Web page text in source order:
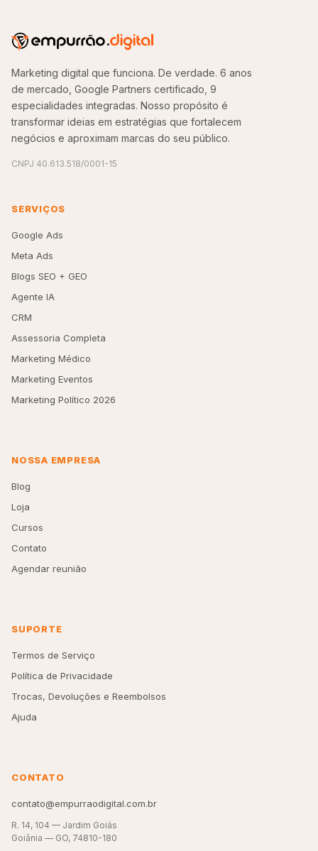
Marketing digital que funciona. De verdade. 6 anos
de mercado, Google Partners certificado, 9
especialidades integradas. Nosso propósito é
transformar ideias em estratégias que fortalecem
negócios e aproximam marcas do seu público.
CNPJ 40.613.518/0001-15
SERVIÇOS
Google Ads
Meta Ads
Blogs SEO + GEO
Agente IA
CRM
Assessoria Completa
Marketing Médico
Marketing Eventos
Marketing Político 2026
NOSSA EMPRESA
Blog
Loja
Cursos
Contato
Agendar reunião
SUPORTE
Termos de Serviço
Política de Privacidade
Trocas, Devoluções e Reembolsos
Ajuda
CONTATO
contato@empurraodigital.com.br
R. 14, 104 — Jardim Goiás
Goiânia — GO, 74810-180